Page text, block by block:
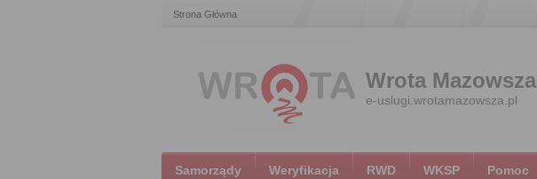
Strona Główna
Wrota Mazowsza
e-uslugi.wrotamazowsza.pl
Samorządy Weryfikacja RWD WKSP Pomoc